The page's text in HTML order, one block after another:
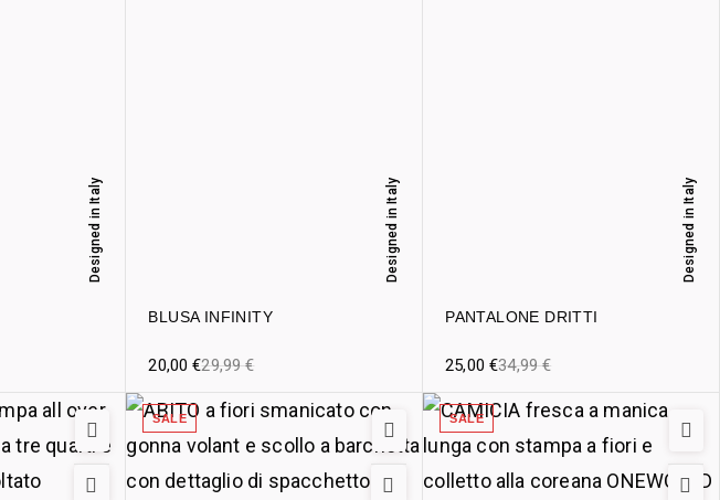
Designed in Italy
BLUSA INFINITY
Designed in Italy
29,99€
20,00€
PANTALONE DRITTI
Designed in Italy
34,99€
25,00€
SALE SALE